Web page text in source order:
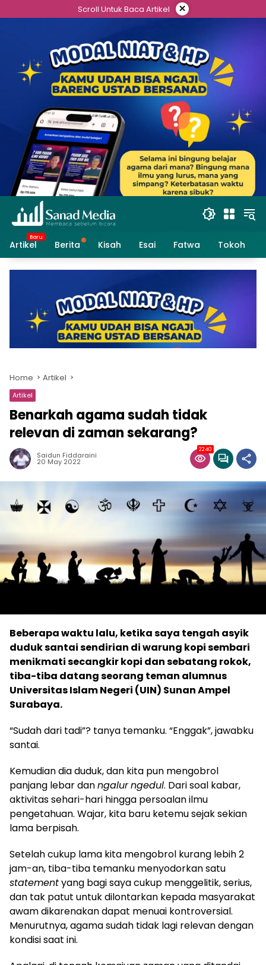
to
Scroll Untuk Baca Artikel ×
Artikel Berita Kisah Esai Fatwa Tokoh
Home Artikel
Artikel
Benarkah agama sudah tidak
relevan di zaman sekarang?
Saidun Fiddaraini
20 May 2022
2240
Beberapa waktu lalu, ketika saya tengah asyik
duduk santai sendirian di warung kopi sembari
menikmati secangkir kopi dan sebatang rokok,
tiba-tiba datang seorang teman alumnus
Universitas Islam Negeri (UIN) Sunan Ampel
Surabaya.
“Sudah dari tadi”? tanya temanku. “Enggak”, jawabku
santai.
Kemudian dia duduk, dan kita pun mengobrol
panjang lebar danngalurngedul. Dari soal kabar,
aktivitas sehari-hari hingga persoalan ilmu
pengetahuan. Wajar, kita baru ketemu sejak sekian
lama berpisah.
Setelah cukup lama kita mengobrol kurang lebih 2
jam-an, tiba-tiba temanku menyodorkan satu
statementyang bagi saya cukup menggelitik, serius,
dan tak patut untuk dilontarkan kepada masyarakat
awam dikarenakan dapat menuai kontroversial.
Menurutnya, agama sudah tidak lagi relevan dengan
kondisi saat ini.